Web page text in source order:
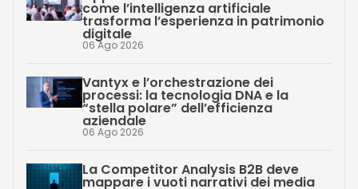
come l’intelligenza artificiale
trasforma l’esperienza in patrimonio
digitale
06 Ago 2026
Vantyx e l’orchestrazione dei
processi: la tecnologia DNA e la
“stella polare” dell’efficienza
aziendale
06 Ago 2026
La Competitor Analysis B2B deve
mappare i vuoti narrativi dei media